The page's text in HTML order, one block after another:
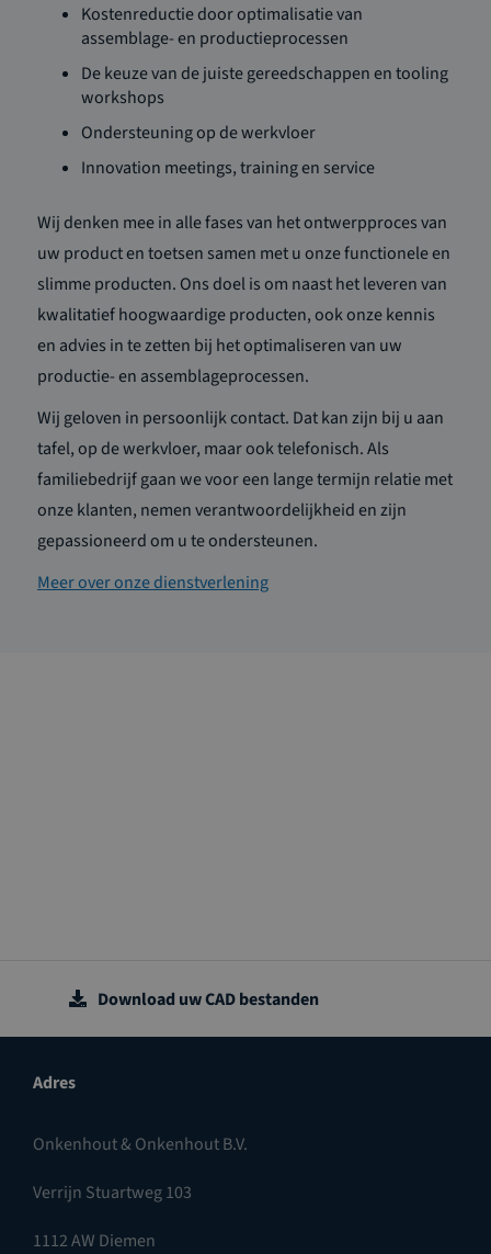
Kostenreductie door optimalisatie van
assemblage- en productieprocessen
De keuze van de juiste gereedschappen en tooling
workshops
Ondersteuning op de werkvloer
Innovation meetings, training en service
Wij denken mee in alle fases van het ontwerpproces van
uw product en toetsen samen met u onze functionele en
slimme producten. Ons doel is om naast het leveren van
kwalitatief hoogwaardige producten, ook onze kennis
en advies in te zetten bij het optimaliseren van uw
productie- en assemblageprocessen.
Wij geloven in persoonlijk contact. Dat kan zijn bij u aan
tafel, op de werkvloer, maar ook telefonisch. Als
familiebedrijf gaan we voor een lange termijn relatie met
onze klanten, nemen verantwoordelijkheid en zijn
gepassioneerd om u te ondersteunen.
Meer over onze dienstverlening
Download uw CAD bestanden
Adres
Onkenhout & Onkenhout B.V.
Verrijn Stuartweg 103
1112 AW Diemen